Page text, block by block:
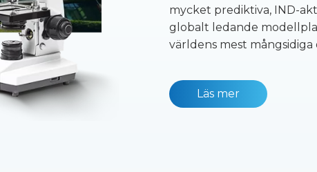
mycket prediktiva, IND-
globalt ledande
världens mest
Läs mer